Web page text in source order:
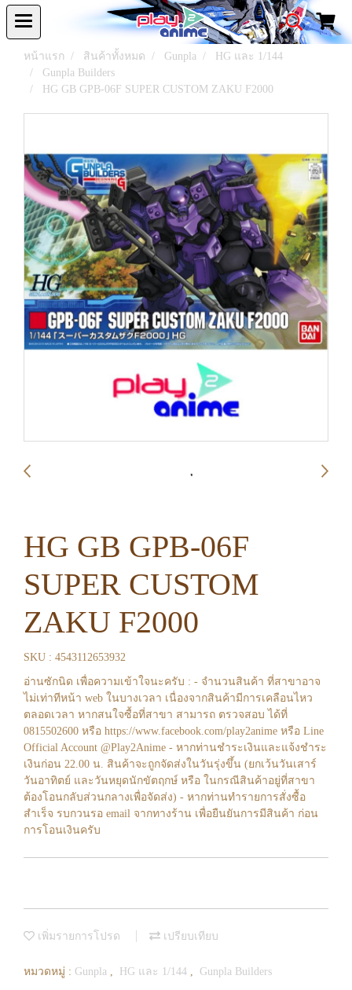
หน้าแรก สินค้าทั้งหมด Gunpla
HG และ 1/144
Gunpla Builders
HG GB GPB-06F SUPER CUSTOM ZAKU F2000
HG GB GPB-06F
SUPER CUSTOM
ZAKU F2000
SKU : 4543112653932
อ่านซักนิด เพื่อความเข้าใจนะครับ : - จำนวนสินค้า ที่สาขาอาจ
ไม่เท่าทีหน้า web ในบางเวลา เนื่องจากสินค้ามีการเคลือนไหว
ตลอดเวลา หากสนใจซื้อที่สาขา สามารถ ตรวจสอบ ได้ที่
0815502600 หรือ https://www.facebook.com/play2anime หรือ Line
Official Account @Play2Anime - หากท่านชำระเงินและแจ้งชำระ
เงินก่อน 22.00 น. สินค้าจะถูกจัดส่งในวันรุ่งขึ้น (ยกเว้นวันเสาร์
วันอาทิตย์ และวันหยุดนักขัตฤกษ์ หรือ ในกรณีสินค้าอยู่ที่สาขา
ต้องโอนกลับส่วนกลางเพื่อจัดส่ง) - หากท่านทำรายการสั่งซื้อ
สำเร็จ รบกวนรอ email จากทางร้าน เพื่อยืนยันการมีสินค้า ก่อน
การโอนเงินครับ
เพิ่มรายการโปรด เปรียบเทียบ
หมวดหมู่ : Gunpla , HG และ 1/144 , Gunpla Builders